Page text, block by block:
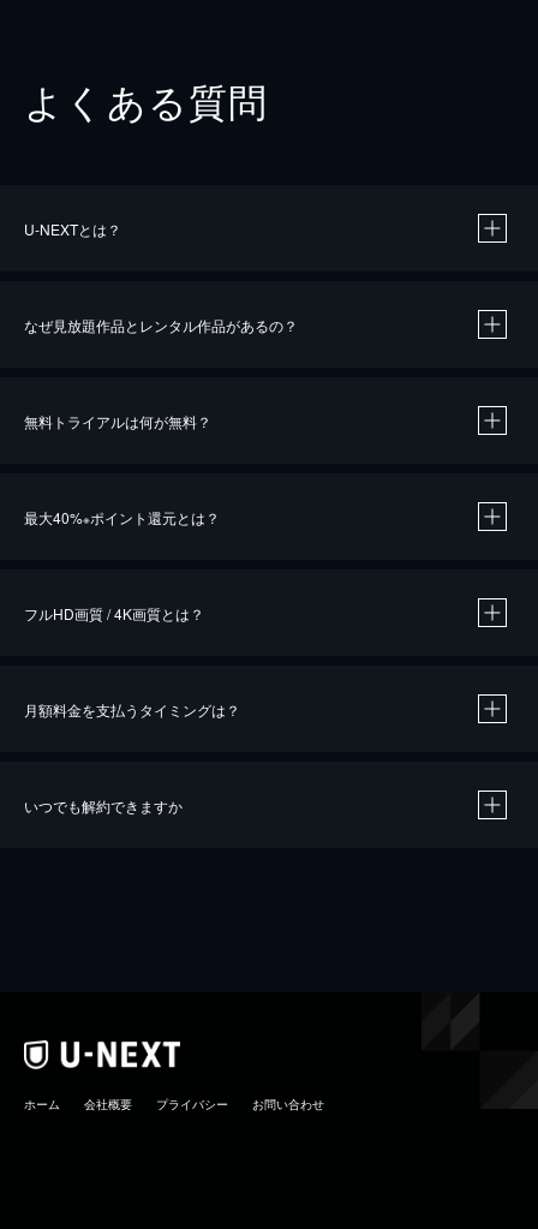
よくある質問
U-NEXTとは？
なぜ見放題作品とレンタル作品があるの？
無料トライアルは何が無料？
最大40%※ポイント還元とは？
※40％ポイント還元の対象は、クレジットカード決済による作品の購入 / レンタルです。
フルHD画質 / 4K画質とは？
月額料金を支払うタイミングは？
いつでも解約できますか
ホーム 会社概要 プライバシー お問い合わせ